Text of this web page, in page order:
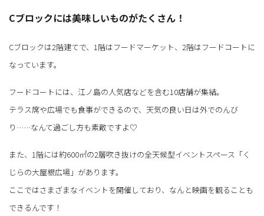
Cブロックには美味しいものがたくさん！
Cブロックは2階建てで、1階はフードマーケット、2階はフードコートに
なっています。
フードコートには、江ノ島の人気店などを含む10店舗が集結。
テラス席や広場でも食事ができるので、天気の良い日は外でのんび
り……なんて過ごし方も素敵ですよ♡
また、1階には約600㎡の2層吹き抜けの全天候型イベントスペース「く
じらの大屋根広場」があります。
ここではさまざまなイベントを開催しており、なんと映画を観ることも
できるんです！